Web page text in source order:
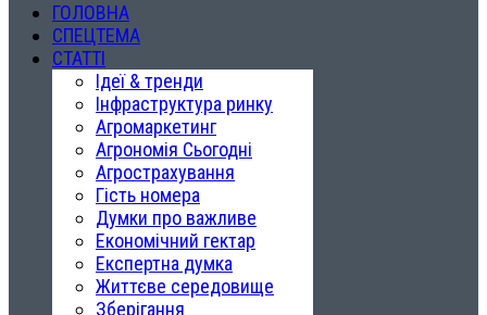
ГОЛОВНА
СПЕЦТЕМА
СТАТТІ
Ідеї & тренди
Інфраструктура ринку
Агромаркетинг
Агрономія Сьогодні
Агрострахування
Гість номера
Думки про важливе
Економічний гектар
Експертна думка
Життєве середовище
Зберігання